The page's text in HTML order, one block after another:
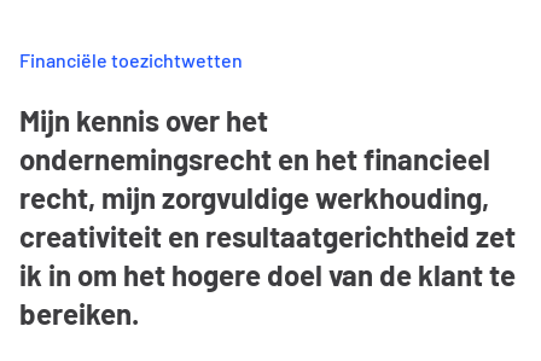
Financiële toezichtwetten
Mijn kennis over het
ondernemingsrecht en het financieel
recht, mijn zorgvuldige werkhouding,
creativiteit en resultaatgerichtheid zet
ik in om het hogere doel van de klant te
bereiken.